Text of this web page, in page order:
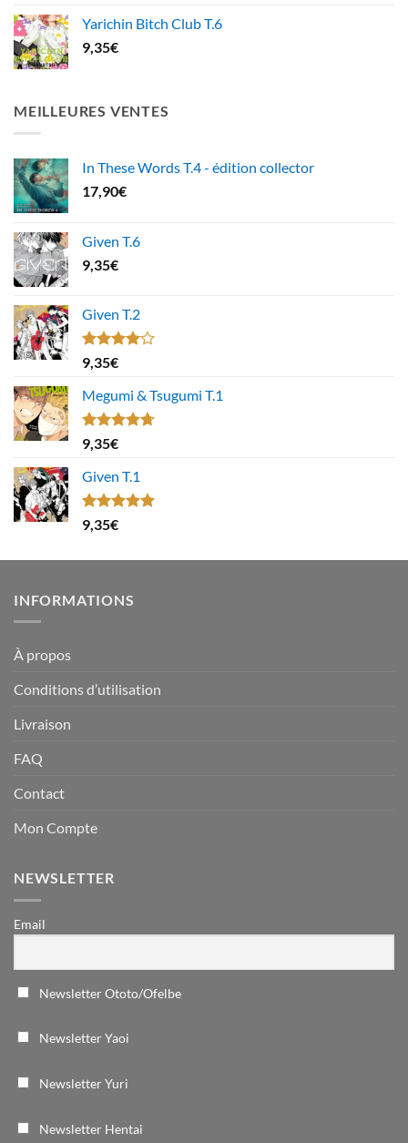
Yarichin Bitch Club T.6
9,35€
MEILLEURES VENTES
In These Words T.4 - édition collector
17,90€
Given T.6
9,35€
Given T.2
Note
4.00
5
9,35€
Megumi & Tsugumi T.1
Note4.67
sur 5
9,35€
Given T.1
Note5.00
sur 5
9,35€
INFORMATIONS
À propos
Conditions d’utilisation
Livraison
FAQ
Contact
Mon Compte
NEWSLETTER
Email
Newsletter Ototo/Ofelbe
Newsletter Yaoi
Newsletter Yuri
Newsletter Hentai